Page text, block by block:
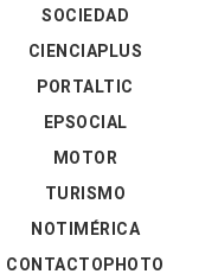
SOCIEDAD
CIENCIAPLUS
PORTALTIC
EPSOCIAL
MOTOR
TURISMO
NOTIMÉRICA
CONTACTOPHOTO